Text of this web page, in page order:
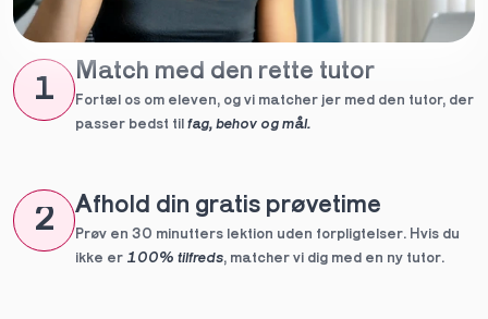
1
Match med den rette tutor
Fortæl os om eleven, og vi matcher jer med den tutor, der
passer bedst til fag, behov og mål.
2 Afhold din gratis prøvetime
Prøv en 30 minutters lektion uden forpligtelser. Hvis du
ikke er 100% tilfreds, matcher vi dig med en ny tutor.